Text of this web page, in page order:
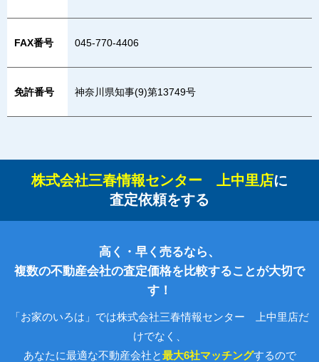
FAX番号 045-770-4406
免許番号 神奈川県知事(9)第13749号
株式会社三春情報センター 上中里店に
査定依頼をする
高く・早く売るなら、
複数の不動産会社の査定価格を比較することが大切で
す！
「お家のいろは」では株式会社三春情報センター 上中里店だ
けでなく、
あなたに最適な不動産会社と最大6社マッチングするので